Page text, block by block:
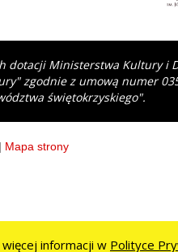
Ministerstwa Kultury i
zgodnie z umową numer
świętokrzyskiego".
| Mapa strony
informacji w Polityce